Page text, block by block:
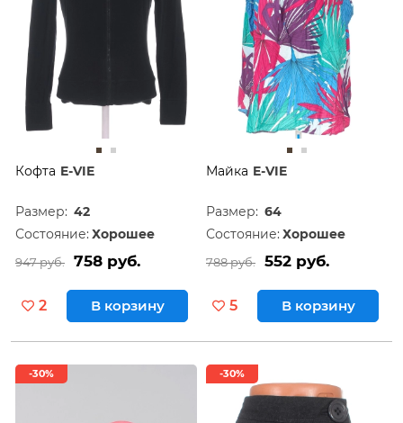
Кофта E-VIE
Размер: 42
Состояние: Хорошее
947 руб. 758 руб.
2 В корзину
Майка E-VIE
Размер: 64
Состояние: Хорошее
788 руб. 552 руб.
5 В корзину
-30% -30%